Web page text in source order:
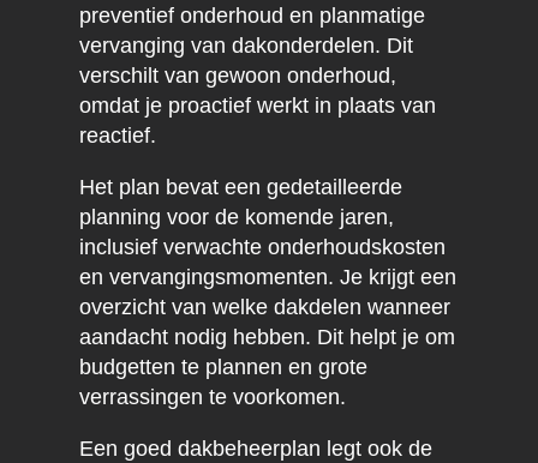
preventief onderhoud en planmatige
vervanging van dakonderdelen. Dit
verschilt van gewoon onderhoud,
omdat je proactief werkt in plaats van
reactief.
Het plan bevat een gedetailleerde
planning voor de komende jaren,
inclusief verwachte onderhoudskosten
en vervangingsmomenten. Je krijgt een
overzicht van welke dakdelen wanneer
aandacht nodig hebben. Dit helpt je om
budgetten te plannen en grote
verrassingen te voorkomen.
Een goed dakbeheerplan legt ook de